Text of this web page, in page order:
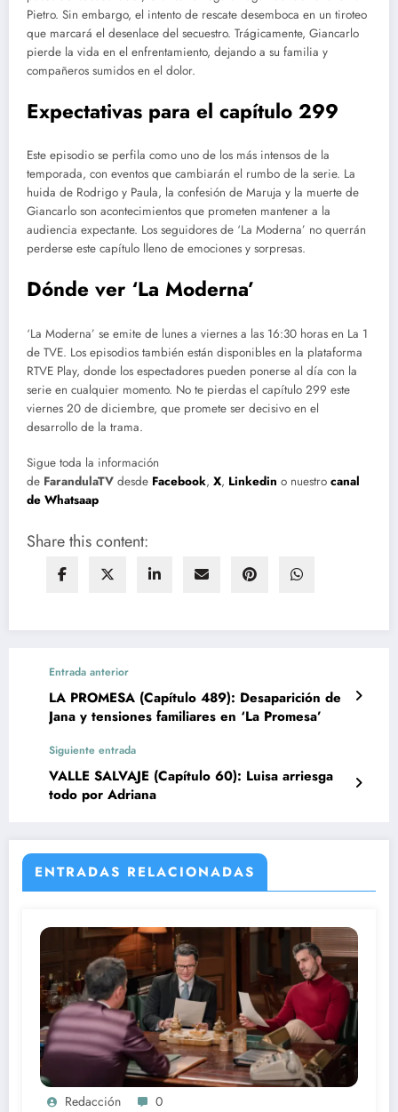
Pietro. Sin embargo, el intento de rescate desemboca en un tiroteo
que marcará el desenlace del secuestro. Trágicamente, Giancarlo
pierde la vida en el enfrentamiento, dejando a su familia y
compañeros sumidos en el dolor.
Expectativas para el capítulo 299
Este episodio se perfila como uno de los más intensos de la
temporada, con eventos que cambiarán el rumbo de la serie. La
huida de Rodrigo y Paula, la confesión de Maruja y la muerte de
Giancarlo son acontecimientos que prometen mantener a la
audiencia expectante. Los seguidores de ‘La Moderna’ no querrán
perderse este capítulo lleno de emociones y sorpresas.
Dónde ver ‘La Moderna’
‘La Moderna’ se emite de lunes a viernes a las 16:30 horas en La 1
de TVE. Los episodios también están disponibles en la plataforma
RTVE Play, donde los espectadores pueden ponerse al día con la
serie en cualquier momento. No te pierdas el capítulo 299 este
viernes 20 de diciembre, que promete ser decisivo en el
desarrollo de la trama.
Sigue toda la información
de FarandulaTV desde Facebook, X, Linkedin o nuestro canal
de Whatsaap
Share this content:
Entrada anterior
LA PROMESA (Capítulo 489): Desaparición de
Jana y tensiones familiares en ‘La Promesa’
Siguiente entrada
VALLE SALVAJE (Capítulo 60): Luisa arriesga
todo por Adriana
ENTRADAS RELACIONADAS
Redacción 0